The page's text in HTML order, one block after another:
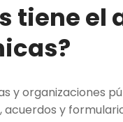
tiene el
y organizaciones
y